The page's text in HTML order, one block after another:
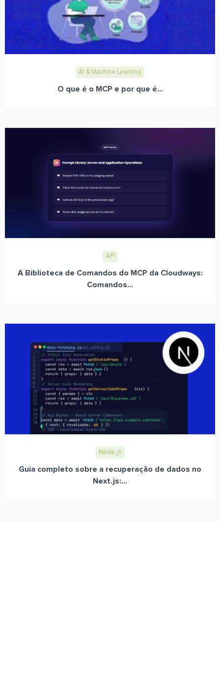
AI & Machine Learning
O que é o MCP e por que é...
API
A Biblioteca de Comandos do MCP da Cloudways:
Comandos...
Node.js
Guia completo sobre a recuperação de dados no
Next.js:...